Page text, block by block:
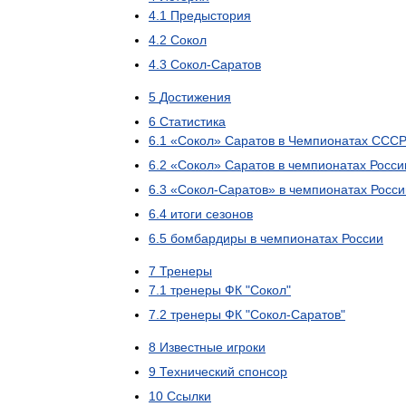
4 1 Предыстория
4 2 Сокол
4 3 Сокол-Саратов
5 Достижения
6 Статистика
6 1 «Сокол» Саратов в Чемпионатах СССР
6 2 «Сокол» Саратов в чемпионатах
6 3 «Сокол-Саратов» в чемпионатах
6 4 итоги сезонов
6 5 бомбардиры в чемпионатах России
7 Тренеры
7 1 тренеры ФК "Сокол"
7 2 тренеры ФК "Сокол-Саратов"
8 Известные игроки
9 Технический спонсор
10 Ссылки